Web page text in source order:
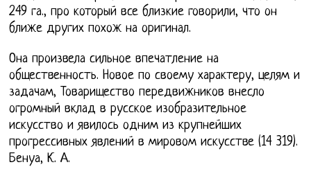
249 га., про который все близкие говорили, что он
ближе других похож на оригинал.
Она произвела сильное впечатление на
общественность. Новое по своему характеру, целям и
задачам, Товарищество передвижников внесло
огромный вклад в русское изобразительное
искусство и явилось одним из крупнейших
прогрессивных явлений в мировом искусстве (14 319).
Бенуа, К. А.